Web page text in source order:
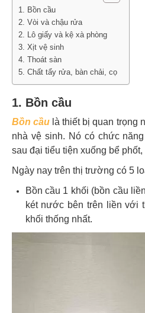
1. Bồn cầu
2. Vòi và chậu rửa
2. Lô giấy và kệ xà phòng
3. Xịt vệ sinh
4. Thoát sàn
5. Chất tẩy rửa, bàn chải, cọ
1. Bồn cầu
Bồn cầu là thiết bị quan trọng
nhà vệ sinh. Nó có chức
sau đại tiểu tiện xuống bể
Ngày nay trên thị trường có 5
Bồn cầu 1 khối (bồn cầu
két nước bên trên liền với
khối thống nhất.